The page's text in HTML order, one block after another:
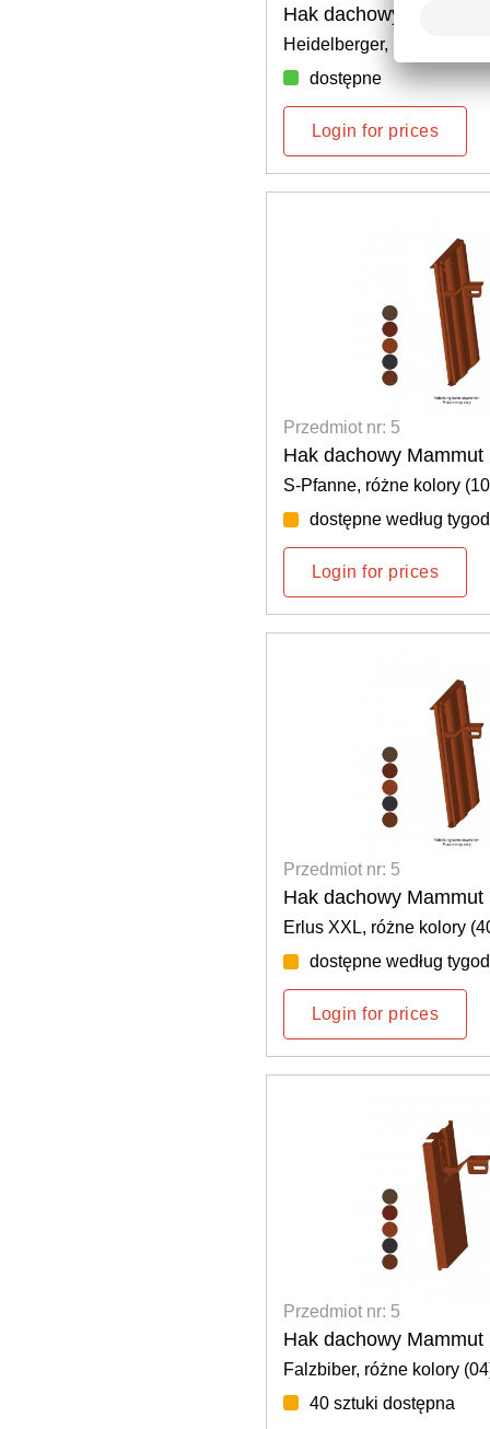
Hak dachowy Mammut
Heidelberger, różne
dostępne
Login for prices
Przedmiot nr: 5
Hak dachowy Mammut
S-Pfanne, różne kolory
dostępne według
Login for prices
Przedmiot nr: 5
Hak dachowy Mammut
Erlus XXL, różne kolory
dostępne według
Login for prices
Przedmiot nr: 5
Hak dachowy Mammut
Falzbiber, różne kolory
40 sztuki dostępna